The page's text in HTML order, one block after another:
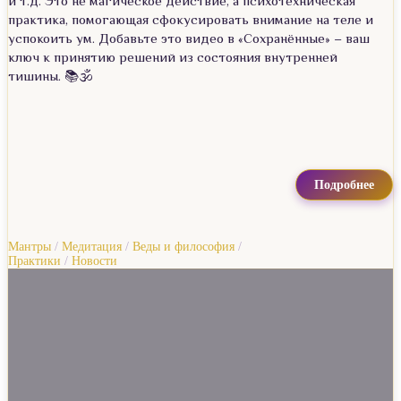
практика, помогающая сфокусировать внимание на теле и
успокоить ум. Добавьте это видео в «Сохранённые» – ваш
ключ к принятию решений из состояния внутренней
тишины. 📚🕉️
Мантры / Медитация / Веды и философия /
Практики / Новости
Подробнее